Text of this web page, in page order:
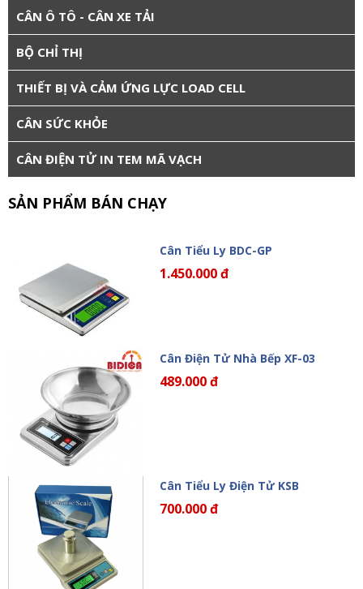
CÂN Ô TÔ - CÂN XE TẢI
BỘ CHỈ THỊ
THIẾT BỊ VÀ CẢM ỨNG LỰC LOAD CELL
CÂN SỨC KHỎE
CÂN ĐIỆN TỬ IN TEM MÃ VẠCH
SẢN PHẨM BÁN CHẠY
Cân Tiểu Ly BDC-GP
1.450.000 đ
Cân Điện Tử Nhà Bếp XF-03
489.000 đ
Cân Tiểu Ly Điện Tử KSB
700.000 đ